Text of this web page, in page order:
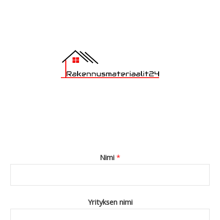
Nimi *
Yrityksen nimi